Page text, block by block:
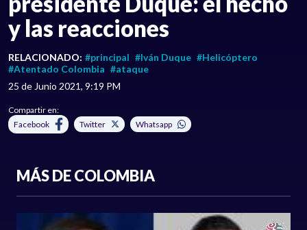
y las reacciones
RELACIONADO: #principal #Iván Duque #Helicóptero
#Atentado Colombia #ataque
25 de Junio 2021, 9:19 PM
Compartir en:
Facebook
Twitter Whatsapp
MÁS DE COLOMBIA